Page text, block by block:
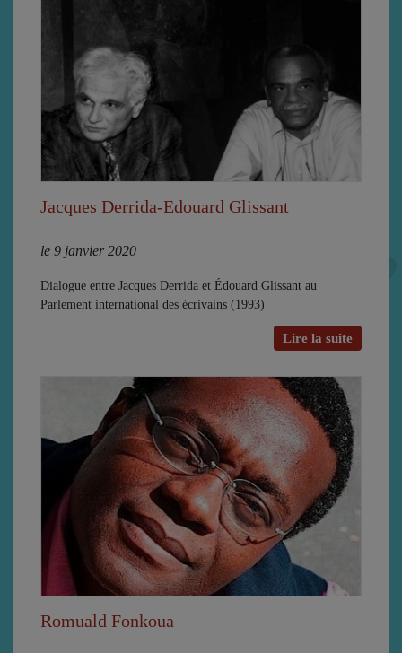
Jacques Derrida-Edouard Glissant
le 9 janvier 2020
Dialogue entre Jacques Derrida et Édouard Glissant au
Parlement international des écrivains (1993)
Lire la suite
Romuald Fonkoua